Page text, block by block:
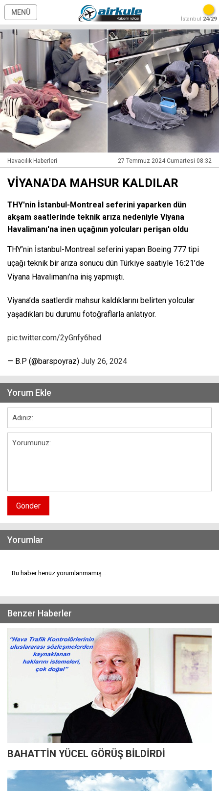
MENÜ
İstanbul 24/29
Havacılık Haberleri 27 Temmuz 2024 Cumartesi 08:32
VİYANA'DA MAHSUR KALDILAR
THY'nin İstanbul-Montreal seferini yaparken dün
akşam saatlerinde teknik arıza nedeniyle Viyana
Havalimanı'na inen uçağının yolcuları perişan oldu
THY’nin İstanbul-Montreal seferini yapan Boeing 777 tipi
uçağı teknik bir arıza sonucu dün Türkiye saatiyle 16:21’de
Viyana Havalimanı’na iniş yapmıştı.
Viyana’da saatlerdir mahsur kaldıklarını belirten yolcular
yaşadıkları bu durumu fotoğraflarla anlatıyor.
pic.twitter.com/2yGnfy6hed
— B.P (@barspoyraz) July 26, 2024
Yorum Ekle
Gönder
Yorumlar
Bu haber henüz yorumlanmamış...
Benzer Haberler
BAHATTİN YÜCEL GÖRÜŞ BİLDİRDİ